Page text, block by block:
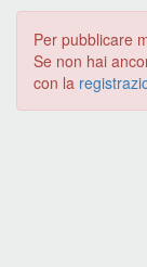
Per pubblicare
Se non hai
con la